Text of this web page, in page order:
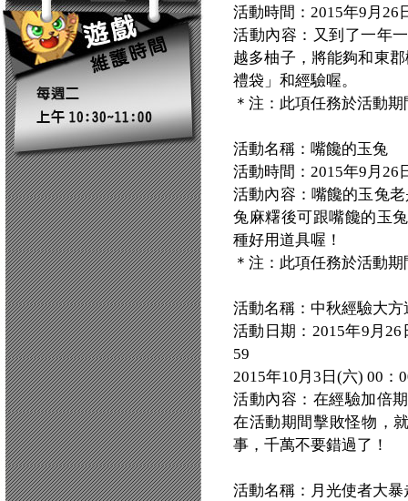
活動時間：2015年9月26
活動內容：又到了一年
越多柚子，將能夠和東
禮袋」和經驗喔。
＊注：此項任務於活動
活動名稱：嘴饞的玉兔
活動時間：2015年9月26
活動內容：嘴饞的玉兔
兔麻糬後可跟嘴饞的玉
種好用道具喔！
＊注：此項任務於活動
活動名稱：中秋經驗大方
活動日期：2015年9月
59
2015年10月3日(六) 00：
活動內容：在經驗加倍
在活動期間擊敗怪物，
事，千萬不要錯過了！
活動名稱：月光使者大暴